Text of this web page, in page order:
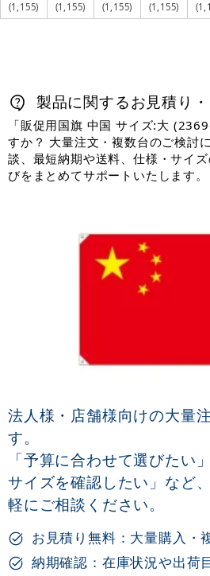
(1,155) (1,155) (1,155) (1,155)
製品に関するお見積り
「販促用国旗 中国 サイズ:大
すか？ 大量注文・複数台のご検討
談、最短納期や送料、仕様・サイ
びをまとめてサポートいたします。
法人様・店舗様向けの大量
す。
「予算に合わせて選びたい
サイズを確認したい」など
軽にご相談ください。
お見積り無料：大量購入・
納期確認：在庫状況や出荷